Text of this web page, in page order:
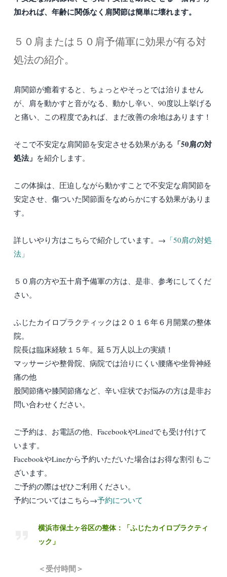
加われば、年齢に関係なく肩関節は簡単に壊れます。
５０肩または５０肩予備軍に効果が有る対
処法の紹介。
肩関節が癒着すると、ちょっとやそっとでは治りません
が、肩を動かすと音がなる、動かし辛い、90度以上挙げる
と痛い、この程度であれば、まだ改善の余地はあります！
そこで不安定な肩関節を安定させる効果がある 「50肩の対
処法」 を紹介します。
この体操は、圧迫しながら動かすことで不安定な肩関節を
安定させ、傷ついた関節面をなめらかにする効果がありま
す。
詳しいやり方はこちらで紹介しています。→ 「50肩の対処
法」
５０肩の方や五十肩予備軍の方は、是非、参考にしてくだ
さい。
ふじたカイロプラクティックは２０１６年６月開業の整体
院。
院長は臨床経験１５年。延５万人以上の実績！
マッサージや整骨院、病院では治りにくい腰痛や坐骨神経
痛の他
股関節痛や膝関節痛など、辛い症状でお悩みの方は是非お
問い合わせください。
ご予約は、お電話の他、FacebookやLinedでも受け付けて
います。
FacebookやLineから予約いただいた場合はお得な割引もご
ざいます。
ご予約の際はぜひご利用ください。
予約についてはこちら→予約について
横浜市保土ヶ谷区の整体：「ふじたカイロプラクティ
ック」
＜受付時間＞